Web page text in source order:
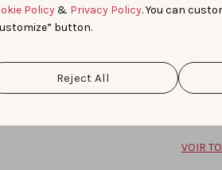
Policy& Privacy Policy. You can
button.
Reject All
Agent pour auditer vos
VOIR